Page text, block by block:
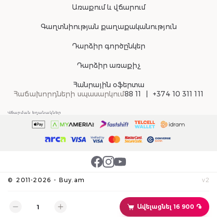
Ավելացնել 16 900 ֏
Առաքում և վճարում
Գաղտնիության քաղաքականություն
Դարձիր գործընկեր
Դարձիր առաքիչ
Հանրային օֆերտա
Հաճախորդների սպասարկում88 11 +374 10 311 111
© 2011-2026 - Buy.am v2
Վճարման եղանակներ